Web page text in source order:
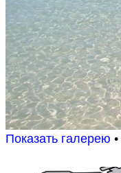
Показать галерею •